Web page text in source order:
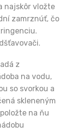
najskôr vložte
zamrznúť, čo
z
na vodu,
so svorkou a
skleneným
na ňu